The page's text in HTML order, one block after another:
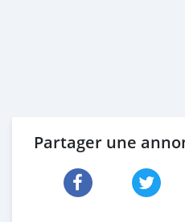
Partager une